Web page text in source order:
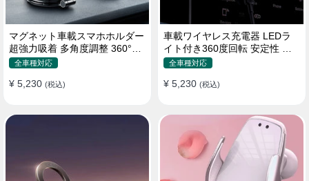
マグネット車載スマホホルダー
超強力吸着 多角度調整 360°回
転な台座 車用ホルダー 折りた
全機種対応
全車種対応
¥ 5,230 (税込)
車載ワイヤレス充電器 LEDラ
イト付き360度回転 安定性 粘
着ゲル吸盤＆エアコン吹き出し
イヤレス充電 スマホホルダー
全車種対応
¥ 5,230 (税込)